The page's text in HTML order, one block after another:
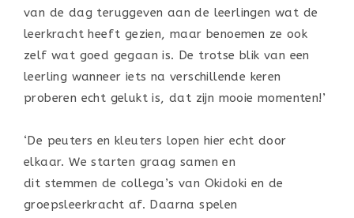
van de dag teruggeven aan de leerlingen wat de
leerkracht heeft gezien, maar benoemen ze ook
zelf wat goed gegaan is. De trotse blik van een
leerling wanneer iets na verschillende keren
proberen echt gelukt is, dat zijn mooie momenten!’
‘De peuters en kleuters lopen hier echt door
elkaar. We starten graag samen en
dit stemmen de collega’s van Okidoki en de
groepsleerkracht af. Daarna spelen